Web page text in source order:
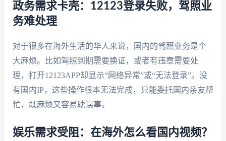
政务需求卡壳：12123登录失败，驾照业
务难处理
对于很多在海外生活的华人来说，国内的驾照业务是个
大麻烦。比如驾照到期需要换证，或者有违章需要处
理，打开12123APP却显示“网络异常”或“无法登录”。没
有国内IP，这些操作根本无法完成，只能委托国内亲友帮
忙，既麻烦又容易耽误事。
娱乐需求受阻：在海外怎么看国内视频？